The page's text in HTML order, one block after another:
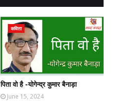
कविता
पिता वो है -योगेन्द्र कुमार बैनाड़ा
June 15, 2024